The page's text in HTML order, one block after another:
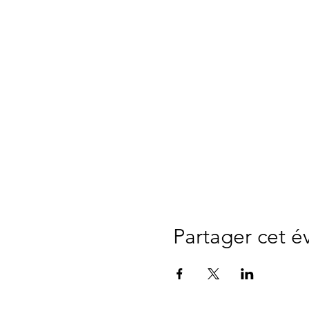
Partager cet